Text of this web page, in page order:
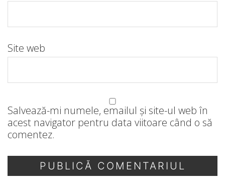
Site web
Salvează-mi numele, emailul și site-ul web în
acest navigator pentru data viitoare când o să
comentez.